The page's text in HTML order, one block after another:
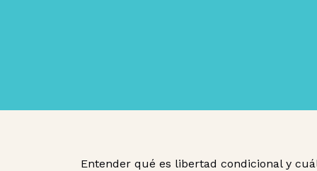
Entender qué es libertad condicional y